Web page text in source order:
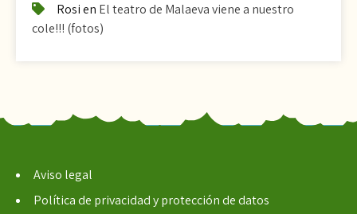
Rosien El teatro de Malaeva viene a nuestro
cole!!! (fotos)
Aviso legal
Política de privacidad y protección de datos